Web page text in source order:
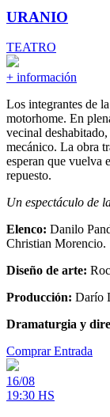
URANIO
TEATRO
+ información
Los integrantes de
motorhome. En
vecinal
mecánico. La obra
esperan que vuelva
repuesto.
Un espectáculo de
Elenco: Danilo
Christian Morencio.
Diseño de arte:
Producción: Darío
Dramaturgia y
Comprar Entrada
16/08
19:30 HS